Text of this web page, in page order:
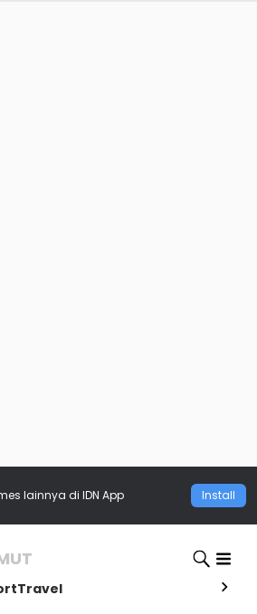
lainnya di IDN App Install
Travel